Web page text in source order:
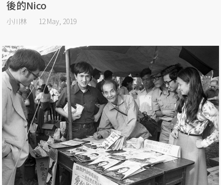
後的Nico
小川林 12 May, 2019